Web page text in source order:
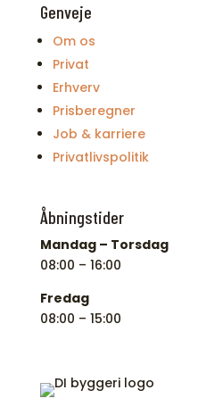
Genveje
Om os
Privat
Erhverv
Prisberegner
Job & karriere
Privatlivspolitik
Åbningstider
Mandag – Torsdag
08:00 – 16:00
Fredag
08:00 – 15:00